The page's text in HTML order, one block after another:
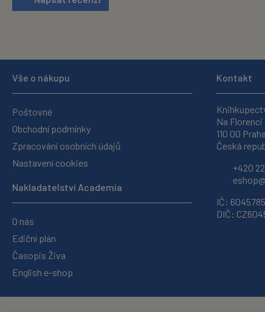
Vše o nákupu
Poštovné
Obchodní podmínky
Zpracování osobních údajů
Nastavení cookies
Nakladatelství Academia
O nás
Ediční plán
Časopis Živa
English e-shop
Kontakt
Na Florenci
110 00
Česká
+420
IČ:
DIČ: